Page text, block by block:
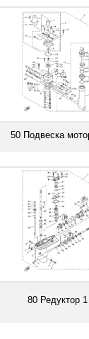
50 Подвеска
80 Редуктор 1